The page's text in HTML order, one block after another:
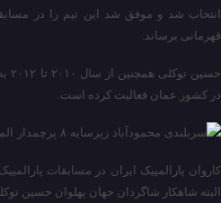
قهرمانی برساند.
در کشور عمان فعالیت کرده‌ است.
البته شاهکار شاگردان جهان پهلوان حسین